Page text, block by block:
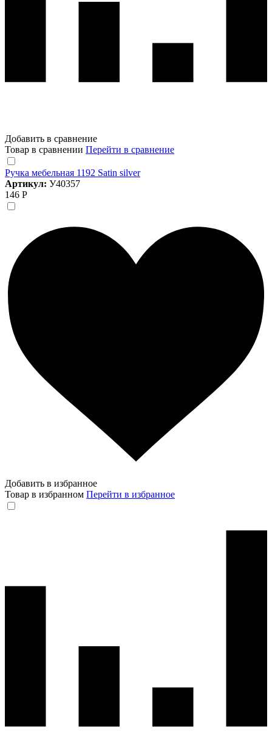
Добавить в сравнение
Товар в сравнении Перейти в сравнение
Ручка мебельная 1192 Satin silver
Артикул: У40357
146 Р
Добавить в избранное
Товар в избранном Перейти в избранное